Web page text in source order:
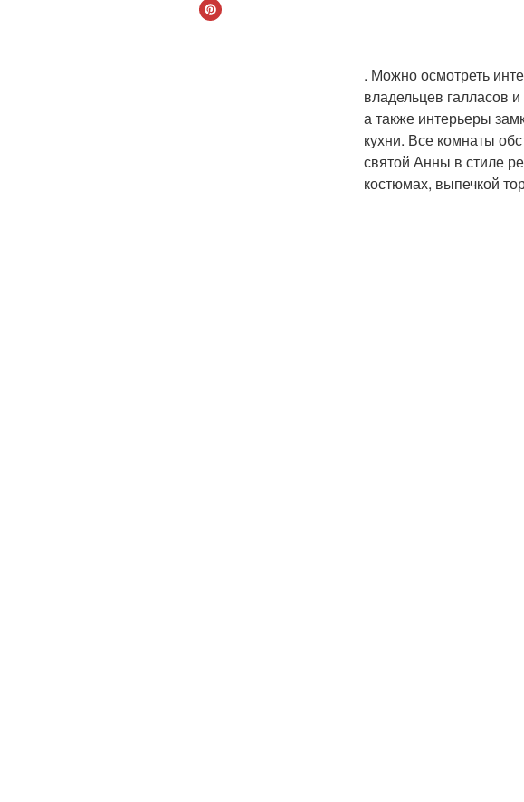
. Можно осмотреть
владельцев галласов
а также интерьеры
кухни. Все комнаты
святой Анны в стиле
костюмах, выпечкой